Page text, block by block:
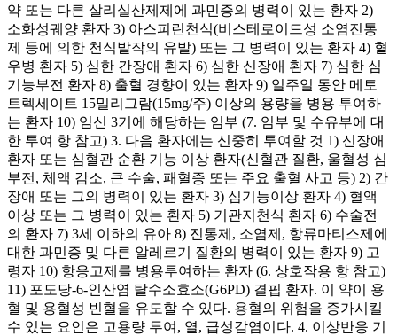
약 또는 다른 살리실산제제에 과민증의 병력이 있는 환자 2)
소화성궤양 환자 3) 아스피린천식(비스테로이드성 소염진통
제 등에 의한 천식발작의 유발) 또는 그 병력이 있는 환자 4) 혈
우병 환자 5) 심한 간장애 환자 6) 심한 신장애 환자 7) 심한 심
기능부전 환자 8) 출혈 경향이 있는 환자 9) 일주일 동안 메토
트렉세이트 15밀리그람(15mg/주) 이상의 용량을 병용 투여하
는 환자 10) 임신 3기에 해당하는 임부 (7. 임부 및 수유부에 대
한 투여 항 참고) 3. 다음 환자에는 신중히 투여할 것 1) 신장애
환자 또는 심혈관 순환 기능 이상 환자(신혈관 질환, 울혈성 심
부전, 체액 감소, 큰 수술, 패혈증 또는 주요 출혈 사고 등) 2) 간
장애 또는 그의 병력이 있는 환자 3) 심기능이상 환자 4) 혈액
이상 또는 그 병력이 있는 환자 5) 기관지천식 환자 6) 수술전
의 환자 7) 3세 이하의 유아 8) 진통제, 소염제, 항류마티스제에
대한 과민증 및 다른 알레르기 질환의 병력이 있는 환자 9) 고
령자 10) 항응고제를 병용투여하는 환자 (6. 상호작용 항 참고)
11) 포도당-6-인산염 탈수소효소(G6PD) 결핍 환자. 이 약이 용
혈 및 용혈성 빈혈을 유도할 수 있다. 용혈의 위험을 증가시킬
수 있는 요인은 고용량 투여, 열, 급성감염이다. 4. 이상반응 기